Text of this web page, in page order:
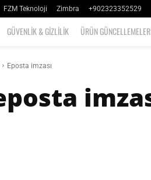
FZM Teknoloji Zimbra +902323352529
GÜVENLIK & GIZLILIK ÜRÜN
Eposta imzası